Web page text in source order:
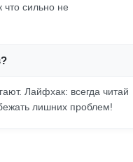
что сильно не
Лайфхак: всегда читай
лишних проблем!